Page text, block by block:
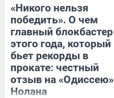
«Никого нельзя
победить». О чем
главный блокбастер
этого года, который
бьет рекорды в
прокате: честный
отзыв на «Одиссею»
Нолана